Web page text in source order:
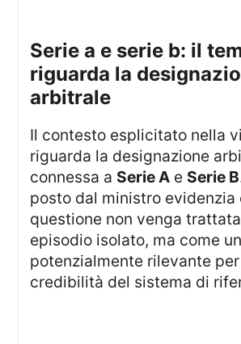
serie a e serie b: il tema
riguarda la
arbitrale
Il contesto esplicitato nella vicenda
riguarda la designazione
connessa a Serie A e Serie B
posto dal ministro evidenzia
questione non venga
episodio isolato, ma come
potenzialmente rilevante
credibilità del sistema di